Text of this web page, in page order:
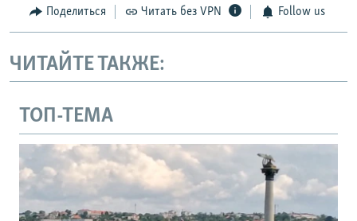
Поделиться Читать без VPN Follow us
ЧИТАЙТЕ ТАКЖЕ:
ТОП-ТЕМА